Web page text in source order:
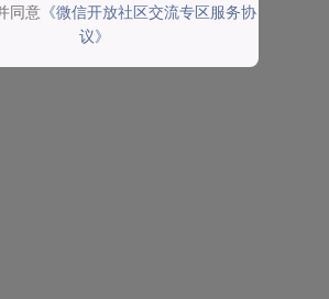
同意 《微信开放社区交流专区服务协
议》